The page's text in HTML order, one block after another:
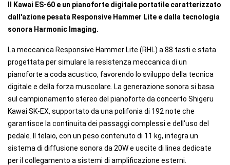
Il Kawai ES-60 e un pianoforte digitale portatile caratterizzato
dall'azione pesata Responsive Hammer Lite e dalla tecnologia
sonora Harmonic Imaging.
La meccanica Responsive Hammer Lite (RHL) a 88 tasti e stata
progettata per simulare la resistenza meccanica di un
pianoforte a coda acustico, favorendo lo sviluppo della tecnica
digitale e della forza muscolare. La generazione sonora si basa
sul campionamento stereo del pianoforte da concerto Shigeru
Kawai SK-EX, supportato da una polifonia di 192 note che
garantisce la continuita dei passaggi complessi e dell'uso del
pedale. Il telaio, con un peso contenuto di 11 kg, integra un
sistema di diffusione sonora da 20W e uscite di linea dedicate
per il collegamento a sistemi di amplificazione esterni.